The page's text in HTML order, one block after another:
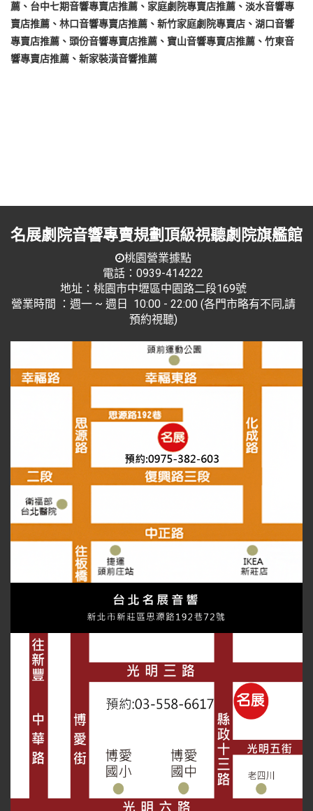
薦、台中七期音響專賣店推薦、家庭劇院專賣店推薦、淡水音響專
賣店推薦、林口音響專賣店推薦、新竹家庭劇院專賣店、湖口音響
專賣店推薦、頭份音響專賣店推薦、寶山音響專賣店推薦、竹東音
響專賣店推薦、新家裝潢音響推薦
名展劇院音響專賣規劃頂級視聽劇院旗艦館
桃園營業據點
電話：0939-414222
地址：桃園市中壢區中園路二段169號
營業時間 ：週一 ~ 週日 10:00 - 22:00 (各門市略有不同,請
預約視聽)